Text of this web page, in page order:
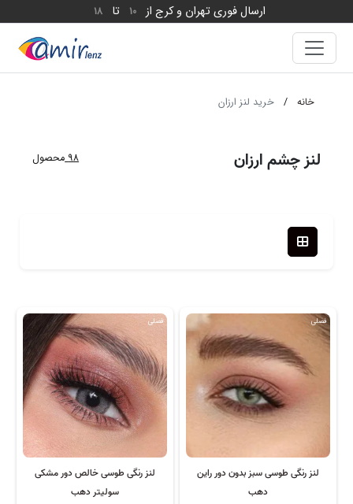
ارسال فوری تهران و کرج از 10 تا 18
خانه / خرید لنز ارزان
لنز چشم ارزان 98 محصول
لنز رنگی طوسی سبز بدون دور راین
دهب
فصلی
لنز رنگی طوسی خالص دور مشکی
سولیتر دهب
فصلی